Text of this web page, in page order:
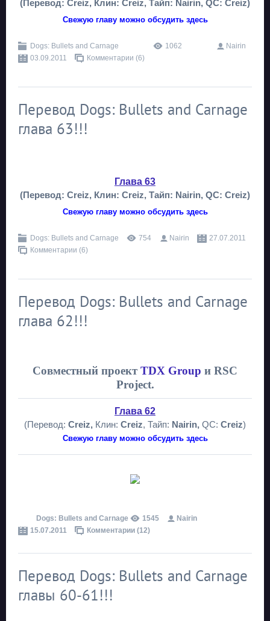
(Перевод: Creiz, Клин: Creiz, Тайп: Nairin, QC: Creiz)
Свежую главу можно обсудить здесь
Dogs: Bullets and Carnage 1062
Nairin
03.09.2011
Комментарии (6)
Перевод Dogs: Bullets and Carnage
глава 63!!!
Глава 63
(Перевод: Creiz, Клин: Creiz, Тайп: Nairin, QC: Creiz)
Свежую главу можно обсудить здесь
Dogs: Bullets and Carnage 754 Nairin
27.07.2011
Комментарии (6)
Перевод Dogs: Bullets and Carnage
глава 62!!!
Совместный проект TDX Group и RSC
Project.
Глава 62
(Перевод: Creiz, Клин: Creiz, Тайп: Nairin, QC: Creiz)
Свежую главу можно обсудить здесь
Dogs: Bullets and Carnage 1545
Nairin
15.07.2011
Комментарии (12)
Перевод Dogs: Bullets and Carnage
главы 60-61!!!